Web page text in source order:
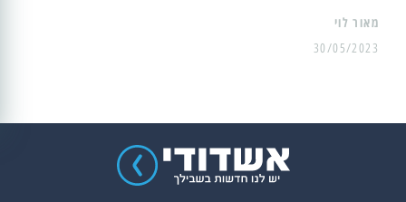
מאור לוי
30/05/2023